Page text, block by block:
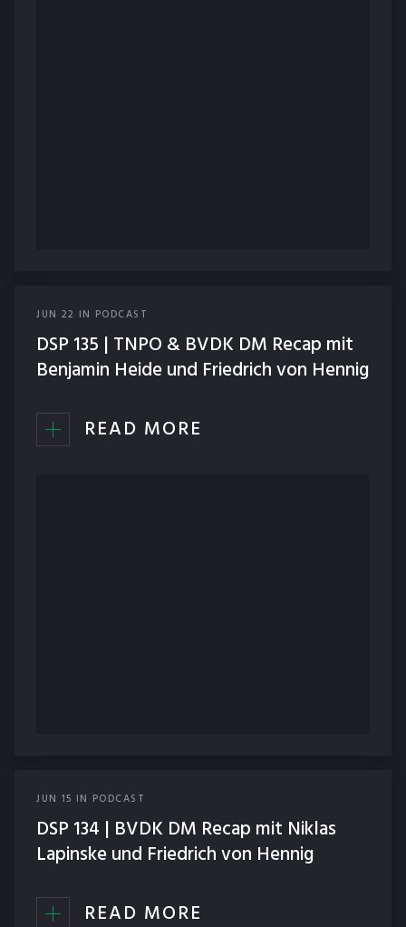
JUN 22 IN PODCAST
DSP 135 | TNPO & BVDK DM Recap mit
Benjamin Heide und Friedrich von Hennig
READ MORE
JUN 15 IN PODCAST
DSP 134 | BVDK DM Recap mit Niklas
Lapinske und Friedrich von Hennig
READ MORE